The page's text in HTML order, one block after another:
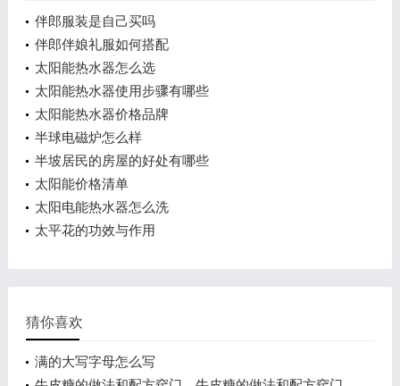
伴郎服装是自己买吗
伴郎伴娘礼服如何搭配
太阳能热水器怎么选
太阳能热水器使用步骤有哪些
太阳能热水器价格品牌
半球电磁炉怎么样
半坡居民的房屋的好处有哪些
太阳能价格清单
太阳电能热水器怎么洗
太平花的功效与作用
猜你喜欢
满的大写字母怎么写